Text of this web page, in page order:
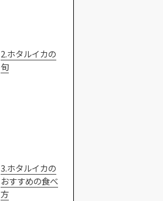
2.ホタルイカの
旬
3.ホタルイカの
おすすめの食べ
方